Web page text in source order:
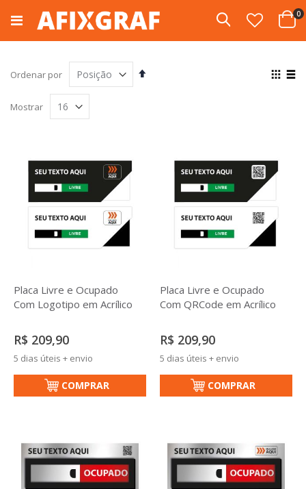
para
conteúdo
Cart
0
Pesquisa
Ordenar por
Definir
Ver
Mostrar
Placa Livre e Ocupado
Com Logotipo em Acrílico
R$ 209,90
5 dias úteis + envio
COMPRAR
Placa Livre e Ocupado
Com QRCode em Acrílico
R$ 209,90
5 dias úteis + envio
COMPRAR